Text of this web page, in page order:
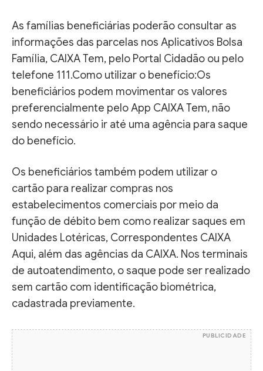
As famílias beneficiárias poderão consultar as
informações das parcelas nos Aplicativos Bolsa
Família, CAIXA Tem, pelo Portal Cidadão ou pelo
telefone 111.Como utilizar o benefício:Os
beneficiários podem movimentar os valores
preferencialmente pelo App CAIXA Tem, não
sendo necessário ir até uma agência para saque
do benefício.
Os beneficiários também podem utilizar o
cartão para realizar compras nos
estabelecimentos comerciais por meio da
função de débito bem como realizar saques em
Unidades Lotéricas, Correspondentes CAIXA
Aqui, além das agências da CAIXA. Nos terminais
de autoatendimento, o saque pode ser realizado
sem cartão com identificação biométrica,
cadastrada previamente.
PUBLICIDADE